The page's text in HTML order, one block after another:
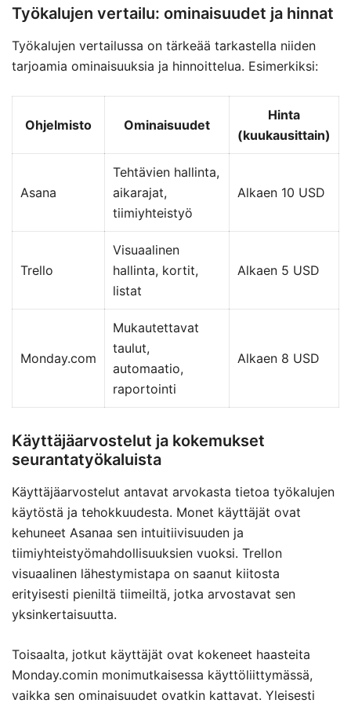
Työkalujen vertailu: ominaisuudet ja hinnat
Työkalujen vertailussa on tärkeää tarkastella niiden
tarjoamia ominaisuuksia ja hinnoittelua. Esimerkiksi:
Ohjelmisto Ominaisuudet
Hinta
(kuukausittain)
Asana
Tehtävien hallinta,
aikarajat,
tiimiyhteistyö
Alkaen 10 USD
Trello
Visuaalinen
hallinta, kortit,
listat
Alkaen 5 USD
Monday.com
Mukautettavat
taulut,
automaatio,
raportointi
Alkaen 8 USD
Käyttäjäarvostelut ja kokemukset
seurantatyökaluista
Käyttäjäarvostelut antavat arvokasta tietoa työkalujen
käytöstä ja tehokkuudesta. Monet käyttäjät ovat
kehuneet Asanaa sen intuitiivisuuden ja
tiimiyhteistyömahdollisuuksien vuoksi. Trellon
visuaalinen lähestymistapa on saanut kiitosta
erityisesti pieniltä tiimeiltä, jotka arvostavat sen
yksinkertaisuutta.
Toisaalta, jotkut käyttäjät ovat kokeneet haasteita
Monday.comin monimutkaisessa käyttöliittymässä,
vaikka sen ominaisuudet ovatkin kattavat. Yleisesti